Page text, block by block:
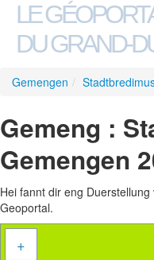
LE
DU GRAND-
Gemengen /
Gemeng :
Gemengen
Hei fannt dir eng
Geoportal.
+